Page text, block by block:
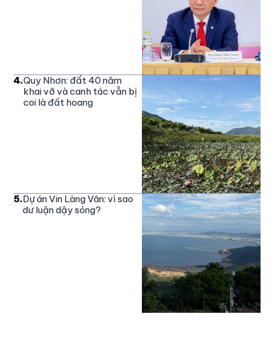
4.Quy Nhơn: đất 40 năm
khai vỡ và canh tác vẫn bị
coi là đất hoang
5.Dự án Vin Làng Vân: vì sao
dư luận dậy sóng?